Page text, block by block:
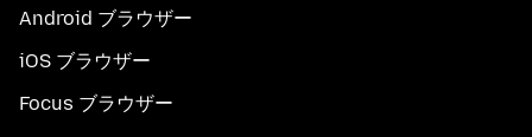
Android ブラウザー
iOS ブラウザー
Focus ブラウザー